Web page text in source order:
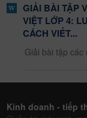
GIẢI BÀI TẬP
VIỆT LỚP 4:
CÁCH VIẾT...
Giải bài tập các
Kinh doanh - tiếp